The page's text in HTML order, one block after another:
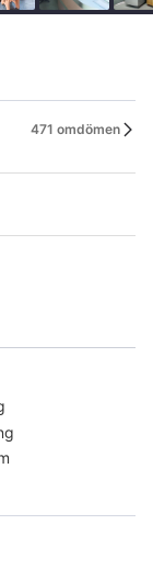
471 omdömen